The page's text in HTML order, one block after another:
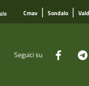
Cmav | Sondalo |
Seguici su